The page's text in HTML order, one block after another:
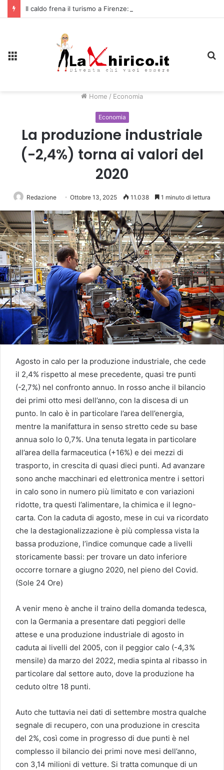
Home / Economia
Economia
La produzione industriale
(-2,4%) torna ai valori del
2020
Redazione Ottobre 13, 2025 11.038 1 minuto di lettura
Agosto in calo per la produzione industriale, che cede
il 2,4% rispetto al mese precedente, quasi tre punti
(-2,7%) nel confronto annuo. In rosso anche il bilancio
dei primi otto mesi dell’anno, con la discesa di un
punto. In calo è in particolare l’area dell’energia,
mentre la manifattura in senso stretto cede su base
annua solo lo 0,7%. Una tenuta legata in particolare
all’area della farmaceutica (+16%) e dei mezzi di
trasporto, in crescita di quasi dieci punti. Ad avanzare
sono anche macchinari ed elettronica mentre i settori
in calo sono in numero più limitato e con variazioni
ridotte, tra questi l’alimentare, la chimica e il legno-
carta. Con la caduta di agosto, mese in cui va ricordato
che la destagionalizzazione è più complessa vista la
bassa produzione, l’indice comunque cade a livelli
storicamente bassi: per trovare un dato inferiore
occorre tornare a giugno 2020, nel pieno del Covid.
(Sole 24 Ore)
A venir meno è anche il traino della domanda tedesca,
con la Germania a presentare dati peggiori delle
attese e una produzione industriale di agosto in
caduta ai livelli del 2005, con il peggior calo (-4,3%
mensile) da marzo del 2022, media spinta al ribasso in
particolare dal settore auto, dove la produzione ha
ceduto oltre 18 punti.
Auto che tuttavia nei dati di settembre mostra qualche
segnale di recupero, con una produzione in crescita
del 2%, così come in progresso di due punti è nel
complesso il bilancio dei primi nove mesi dell’anno,
con 3,14 milioni di vetture. Si tratta comunque di un